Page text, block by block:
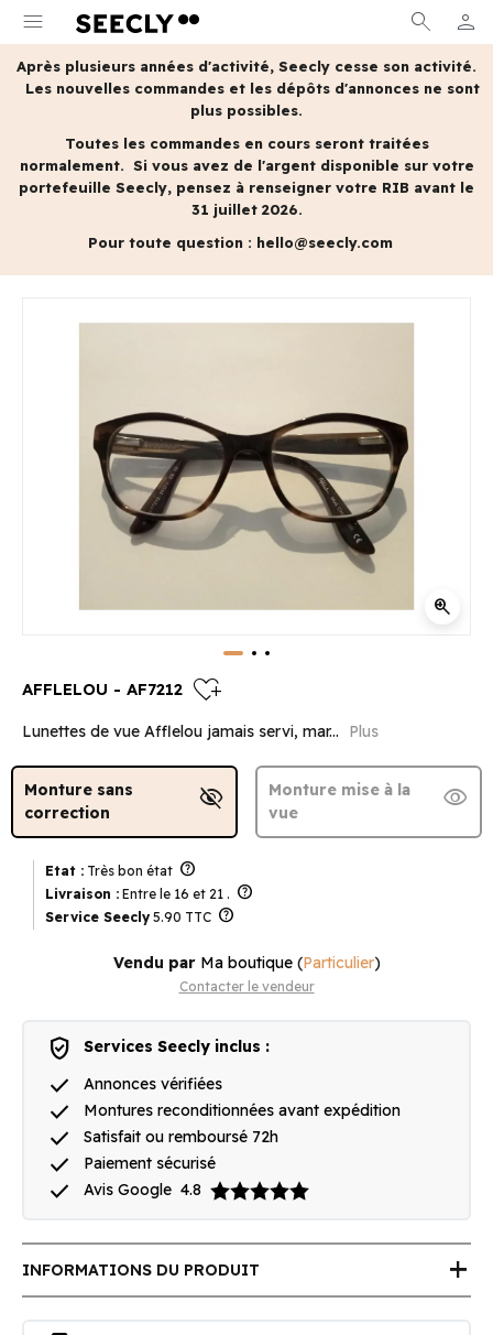
menu search person
MON
Après plusieurs années d'activité, Seecly cesse son activité.
Les nouvelles commandes et les dépôts d'annonces ne sont
plus possibles.
Toutes les commandes en cours seront traitées
normalement. Si vous avez de l'argent disponible sur votre
portefeuille Seecly, pensez à renseigner votre RIB avant le
31 juillet 2026.
Pour toute question : hello@seecly.com
zoom_in
AFFLELOU - AF7212 heart_plus
Lunettes de vue Afflelou jamais servi, mar... Plus
Monture sans
correction
visibility_off
Monture mise à la
vue
visibility
Etat : Très bon état help
Livraison : Entre le 16 et 21 . help
Service Seecly 5.90 TTC help
Vendu par Ma boutique(Particulier)
Contacter le vendeur
verified_user Services Seecly inclus :
done Annonces vérifiées
done Montures reconditionnées avant expédition
done Satisfait ou remboursé 72h
done Paiement sécurisé
done Avis Google 4.8
INFORMATIONS DU PRODUIT add